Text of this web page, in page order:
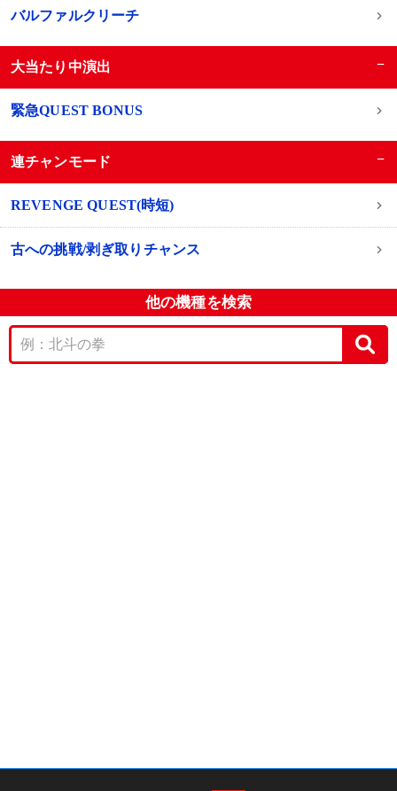
バルファルクリーチ
大当たり中演出 −
緊急QUEST BONUS
連チャンモード −
REVENGE QUEST(時短)
古への挑戦/剥ぎ取りチャンス
他の機種を検索